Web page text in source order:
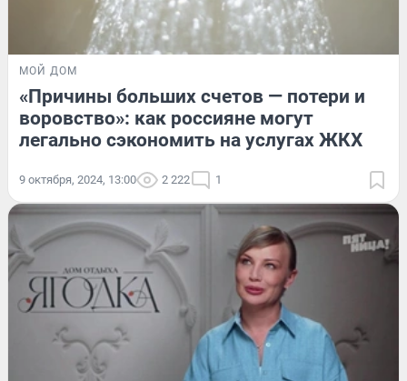
МОЙ ДОМ
«Причины больших счетов — потери и
воровство»: как россияне могут
легально сэкономить на услугах ЖКХ
9 октября, 2024, 13:00 2 222 1